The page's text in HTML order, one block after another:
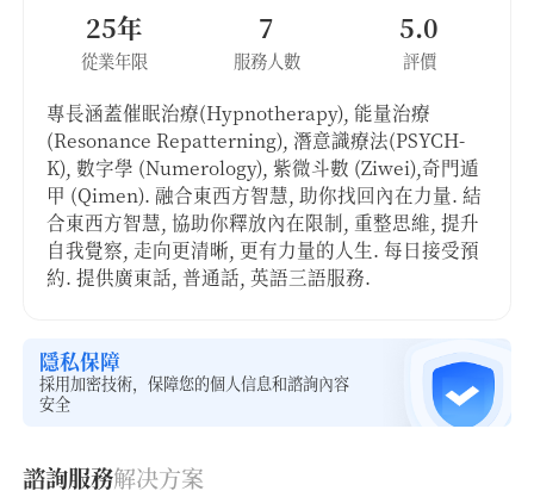
從業年限
25年
服務人數
7
評價
5.0
專長涵蓋催眠治療(Hypnotherapy), 能量治療
(Resonance Repatterning), 潛意識療法(PSYCH-
K), 數字學 (Numerology), 紫微斗數 (Ziwei),奇門遁
甲 (Qimen). 融合東西方智慧, 助你找回內在力量. 結
合東西方智慧, 協助你釋放內在限制, 重整思維, 提升
自我覺察, 走向更清晰, 更有力量的人生. 每日接受預
約. 提供廣東話, 普通話, 英語三語服務.
隱私保障
採用加密技術，保障您的個人信息和諮詢內容
安全
諮詢服務解决方案